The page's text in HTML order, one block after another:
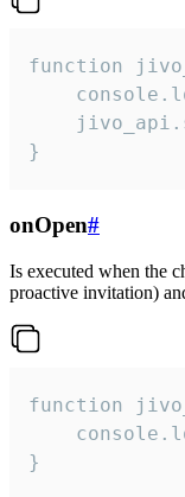
function
}
onOpen#
Is executed when the
proactive invitation)
function
}